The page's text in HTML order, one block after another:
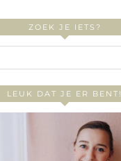
ZOEK JE IETS?
LEUK DAT JE ER BENT!